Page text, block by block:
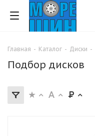
Главная - Каталог - Диски -
Подбор дисков